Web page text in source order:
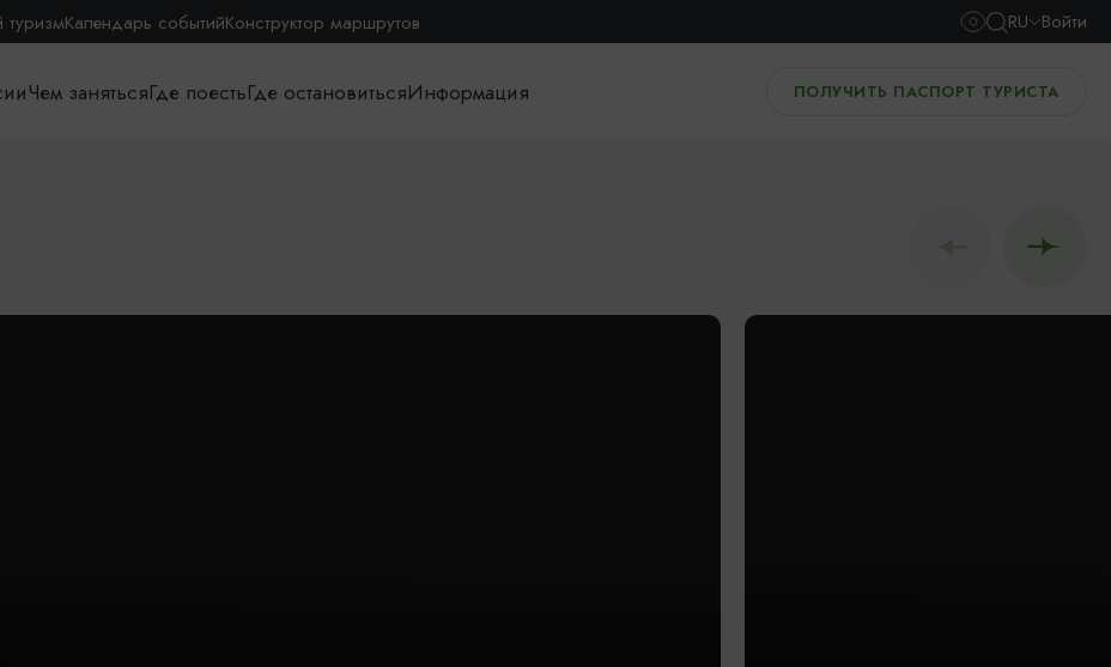
туризмКалендарь событийКонструктор маршрутов RU Войти
Чем занятьсяГде поестьГде остановитьсяИнформация ПОЛУЧИТЬ ПАСПОРТ ТУРИСТА